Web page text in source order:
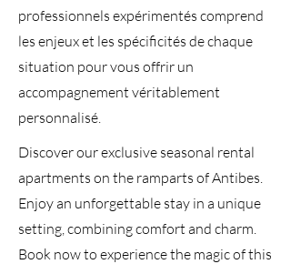
professionnels expérimentés comprend
les enjeux et les spécificités de chaque
situation pour vous offrir un
accompagnement véritablement
personnalisé.
Discover our exclusive seasonal rental
apartments on the ramparts of Antibes.
Enjoy an unforgettable stay in a unique
setting, combining comfort and charm.
Book now to experience the magic of this